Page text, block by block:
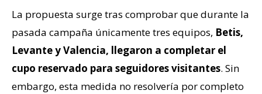
La propuesta surge tras comprobar que durante la
pasada campaña únicamente tres equipos, Betis,
Levante y Valencia, llegaron a completar el
cupo reservado para seguidores visitantes. Sin
embargo, esta medida no resolvería por completo